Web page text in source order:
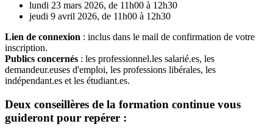
lundi 23 mars 2026, de 11h00 à 12h30
jeudi 9 avril 2026, de 11h00 à 12h30
Lien de connexion : inclus dans le mail de confirmation de votre
inscription.
Publics concernés : les professionnel.les salarié.es, les
demandeur.euses d'emploi, les professions libérales, les
indépendant.es et les étudiant.es.
Deux conseillères de la formation continue vous
guideront pour repérer :